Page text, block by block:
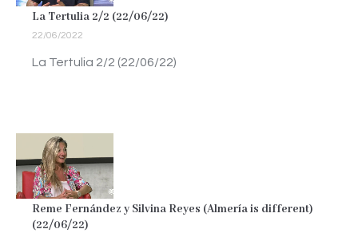
La Tertulia 2/2 (22/06/22)
22/06/2022
La Tertulia 2/2 (22/06/22)
Reme Fernández y Silvina Reyes (Almería is different)
(22/06/22)